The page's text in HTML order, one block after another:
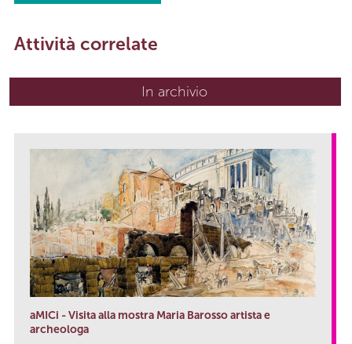
Attività correlate
In archivio
aMICi - Visita alla mostra Maria Barosso artista e
archeologa